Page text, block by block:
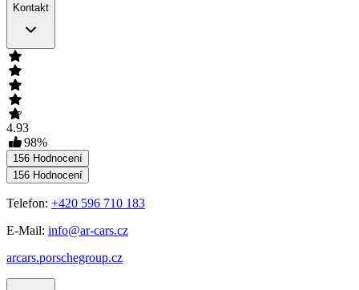
Kontakt
4.93
98%
156 Hodnocení
156 Hodnocení
Telefon: +420 596 710 183
E-Mail: info@ar-cars.cz
arcars.porschegroup.cz